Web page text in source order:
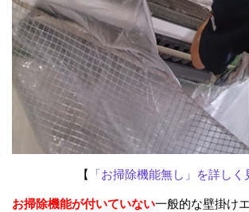
【 「お掃除機能無し」を詳しく
お掃除機能が付いていない一般的な壁掛け